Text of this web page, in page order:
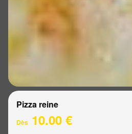
Pizza reine
Dès 10.00 €